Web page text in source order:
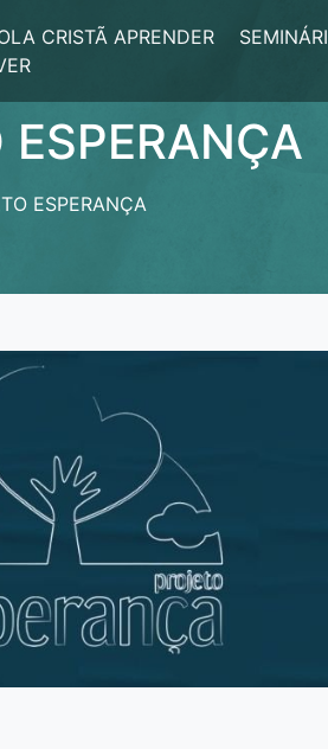
CRISTÃ APRENDER
ESPERANÇA
ESPERANÇA